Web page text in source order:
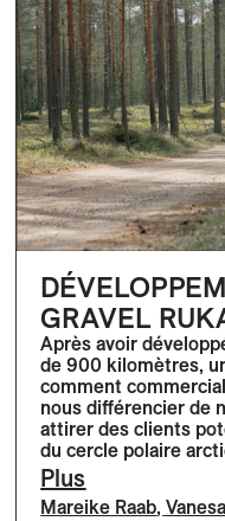
GRAVEL
Après avoir
de 900 kilomètres,
comment
nous différencier de
attirer des clients
du cercle polaire
Plus
Mareike Raab,